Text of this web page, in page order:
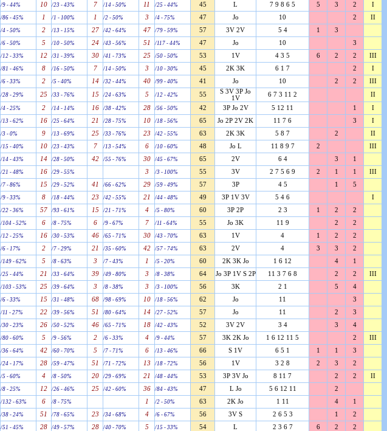
/9 - 44% 10 /23 - 43% 7 /14 - 50% 11 /25 - 44% 45 L 7 9 8 6 5 5 3 2 I
/86 - 45% 1 /1 - 100% 1 /2 - 50% 3 /4 - 75% 47 Jo 10 2 II
/4 - 50% 2 /13 - 15% 27 /42 - 64% 47 /79 - 59% 57 3V 2V 5 4 1 3
/6 - 50% 5 /10 - 50% 24 /43 - 56% 51 /117 - 44% 47 Jo 10 3
/12 - 33% 12 /31 - 39% 30 /41 - 73% 25 /50 - 50% 53 1V 4 3 5 6 2 2 III
/81 - 46% 8 /16 - 50% 7 /14 - 50% 3 /10 - 30% 45 2K 3K 6 1 7 2 I
/6 - 33% 2 /5 - 40% 14 /32 - 44% 40 /99 - 40% 41 Jo 10 2 2 III
/28 - 29% 25 /33 - 76% 15 /24 - 63% 5 /12 - 42% 55
S 3V 3P Jo
1V
6 7 3 11 2 II
/4 - 25% 2 /14 - 14% 16 /38 - 42% 28 /56 - 50% 42 3P Jo 2V 5 12 11 1 I
/13 - 62% 16 /25 - 64% 21 /28 - 75% 10 /18 - 56% 65 Jo 2P 2V 2K 11 7 6 3 I
/3 - 0% 9 /13 - 69% 25 /33 - 76% 23 /42 - 55% 63 2K 3K 5 8 7 2 II
/15 - 40% 10 /23 - 43% 7 /13 - 54% 6 /10 - 60% 48 Jo L 11 8 9 7 2 III
/14 - 43% 14 /28 - 50% 42 /55 - 76% 30 /45 - 67% 65 2V 6 4 3 1
/21 - 48% 16 /29 - 55% 3 /3 - 100% 55 3V 2 7 5 6 9 2 1 1 III
/7 - 86% 15 /29 - 52% 41 /66 - 62% 29 /59 - 49% 57 3P 4 5 1 5
/9 - 33% 8 /18 - 44% 23 /42 - 55% 21 /44 - 48% 49 3P 1V 3V 5 4 6 I
/22 - 36% 57 /93 - 61% 15 /21 - 71% 4 /5 - 80% 60 3P 2P 2 3 1 2 2
/104 - 52% 6 /8 - 75% 6 /9 - 67% 7 /11 - 64% 55 Jo 3K 11 9 2 2
/12 - 25% 16 /30 - 53% 46 /65 - 71% 30 /43 - 70% 63 1V 4 1 2 2
/6 - 17% 2 /7 - 29% 21 /35 - 60% 42 /57 - 74% 63 2V 4 3 3 2
/149 - 62% 5 /8 - 63% 3 /7 - 43% 1 /5 - 20% 60 2K 3K Jo 1 6 12 4 1
/25 - 44% 21 /33 - 64% 39 /49 - 80% 3 /8 - 38% 64 Jo 3P 1V S 2P 11 3 7 6 8 2 2 III
/103 - 53% 25 /39 - 64% 3 /8 - 38% 3 /3 - 100% 56 3K 2 1 5 4
/6 - 33% 15 /31 - 48% 68 /98 - 69% 10 /18 - 56% 62 Jo 11 3
/11 - 27% 22 /39 - 56% 51 /80 - 64% 14 /27 - 52% 57 Jo 11 2 3
/30 - 23% 26 /50 - 52% 46 /65 - 71% 18 /42 - 43% 52 3V 2V 3 4 3 4
/80 - 60% 5 /9 - 56% 2 /6 - 33% 4 /9 - 44% 57 3K 2K Jo 1 6 12 11 5 2 III
/36 - 64% 42 /60 - 70% 5 /7 - 71% 6 /13 - 46% 66 S 1V 6 5 1 1 1 3
/24 - 17% 28 /59 - 47% 51 /71 - 72% 13 /18 - 72% 56 1V 3 2 8 2 3 2
/5 - 60% 4 /8 - 50% 20 /29 - 69% 21 /48 - 44% 53 3P 3V Jo 8 11 7 2 2 II
/8 - 25% 12 /26 - 46% 25 /42 - 60% 36 /84 - 43% 47 L Jo 5 6 12 11 2
/132 - 63% 6 /8 - 75% 1 /2 - 50% 63 2K Jo 1 11 4 1
/38 - 24% 51 /78 - 65% 23 /34 - 68% 4 /6 - 67% 56 3V S 2 6 5 3 1 2
/51 - 45% 28 /49 - 57% 28 /40 - 70% 5 /15 - 33% 54 L 2 3 6 7 6 2 2